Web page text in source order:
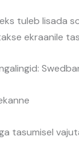
tuleb lisada
ekraanile
tasumisel